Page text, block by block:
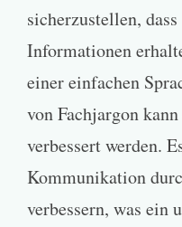
sicherzustellen,
Informationen
einer einfachen
von Fachjargon
verbessert werden.
Kommunikation
verbessern, was ein